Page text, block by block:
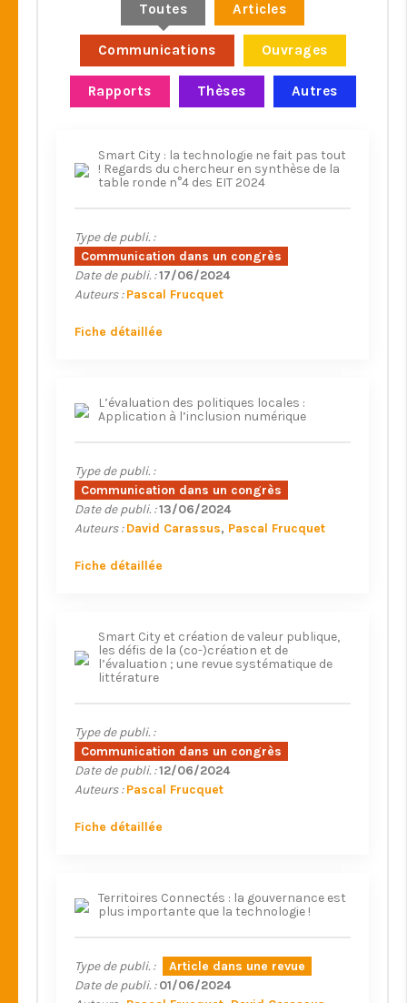
Toutes Articles
Communications Ouvrages
Rapports Thèses Autres
Smart City : la technologie ne fait pas tout
! Regards du chercheur en synthèse de la
table ronde n°4 des EIT 2024
Type de publi. :
Communication dans un congrès
Date de publi. :17/06/2024
Auteurs : Pascal Frucquet
Fiche détaillée
L’évaluation des politiques locales :
Application à l’inclusion numérique
Type de publi. :
Communication dans un congrès
Date de publi. :13/06/2024
Auteurs : David Carassus Pascal Frucquet
Fiche détaillée
Smart City et création de valeur publique,
les défis de la (co-)création et de
l’évaluation ; une revue systématique de
littérature
Type de publi. :
Communication dans un congrès
Date de publi. :12/06/2024
Auteurs : Pascal Frucquet
Fiche détaillée
Territoires Connectés : la gouvernance est
plus importante que la technologie !
Type de publi. :
Article dans une revue
Date de publi. : 01/06/2024